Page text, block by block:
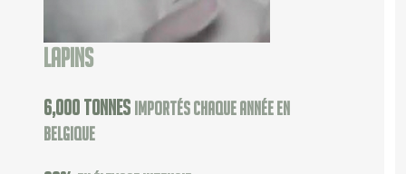
Lapins
6,000tonnes importés chaque année en
Belgique